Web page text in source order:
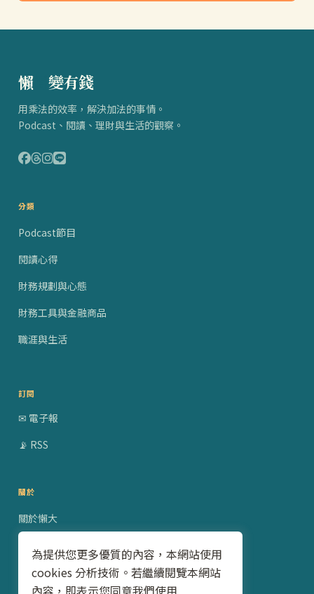
懶得 變有錢
用乘法的效率，解決加法的事情。
Podcast、閱讀、理財與生活的觀察。
分類
Podcast節目
閱讀心得
財務規劃與心態
財務工具與金融商品
職涯與生活
訂閱
✉ 電子報
📡 RSS
關於
關於懶大
隱私權政策
為提供您更多優質的內容，本網站使用
cookies 分析技術。若繼續閱覽本網站
內容，即表示您同意我們使用